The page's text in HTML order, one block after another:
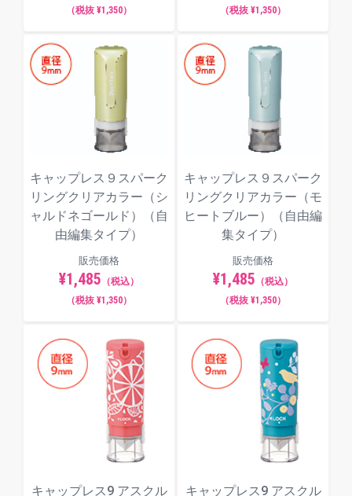
（税抜 ¥1,350）
（税抜 ¥1,350）
キャップレス９スパーク
リングクリアカラー（シ
ャルドネゴールド）（自
由編集タイプ）
販売価格
¥1,485 （税込）
（税抜 ¥1,350）
キャップレス９スパーク
リングクリアカラー（モ
ヒートブルー）（自由編
集タイプ）
販売価格
¥1,485 （税込）
（税抜 ¥1,350）
キャップレス9 アスクル
キャップレス9 アスクル